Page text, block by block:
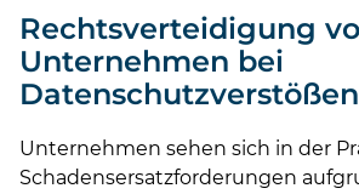
Rechtsverteidigung
Unternehmen bei
Datenschutzverstößen
Unternehmen sehen sich in der
Schadensersatzforderungen